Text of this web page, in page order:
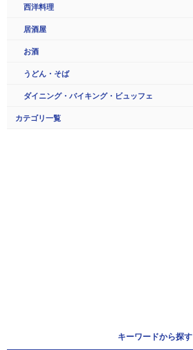
西洋料理
居酒屋
お酒
うどん・そば
ダイニング・バイキング・ビュッフェ
カテゴリ一覧
キーワードから探す